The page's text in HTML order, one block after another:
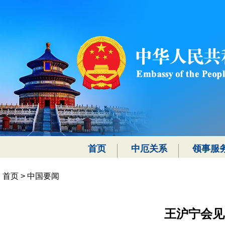
首页 中厄关系 领事服
首页 > 中国要闻
王沪宁会